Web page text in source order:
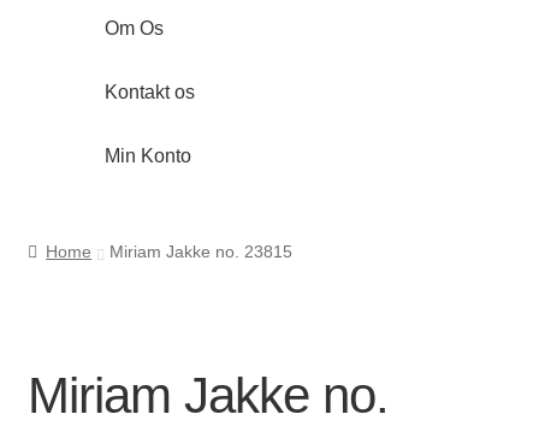
Om Os
Kontakt os
Min Konto
Kontakt os
Home Miriam Jakke no. 23815
Miriam Jakke no.